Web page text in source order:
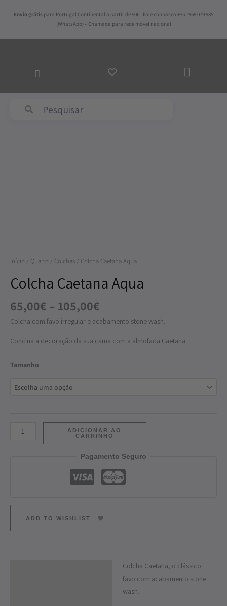
Envio grátis para Portugal Continental a partir de 50€ | Fale connosco +351 968 079 985
(WhatsApp) – Chamada para rede móvel nacional
AO
Início / Quarto / Colchas / Colcha Caetana Aqua
Colcha Caetana Aqua
65,00€ – 105,00€
Colcha com favo irregular e acabamento stone wash.
Conclua a decoração da sua cama com a almofada Caetana.
Tamanho
ADICIONAR AO
CARRINHO
Pagamento Seguro
ADD TO WISHLIST
Colcha Caetana, o clássico
favo com acabamento stone
wash.